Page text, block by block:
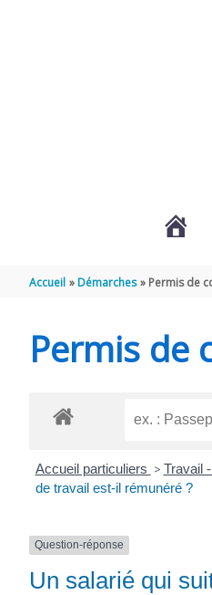
ROGATIEN
Accueil Démarches Permis de
Permis de
Accueil particuliers > Travail
de travail est-il rémunéré ?
Question-réponse
Un salarié qui